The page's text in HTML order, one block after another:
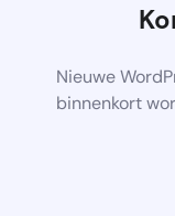
Nieuwe
binnenkort